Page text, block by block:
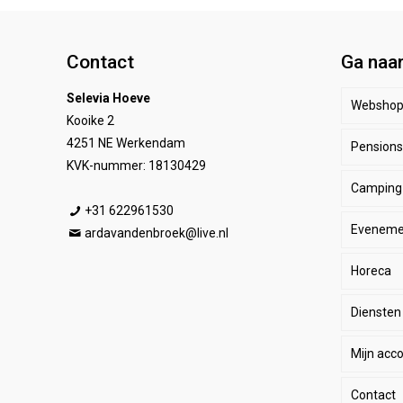
Contact
Selevia Hoeve
Kooike 2
4251 NE Werkendam
KVK-nummer: 18130429
+31 622961530
ardavandenbroek@live.nl
Ga
Webshop
Paard
Ruiter
Stal
SALE
Camping
Horeca
Diensten
Mijn
Contact